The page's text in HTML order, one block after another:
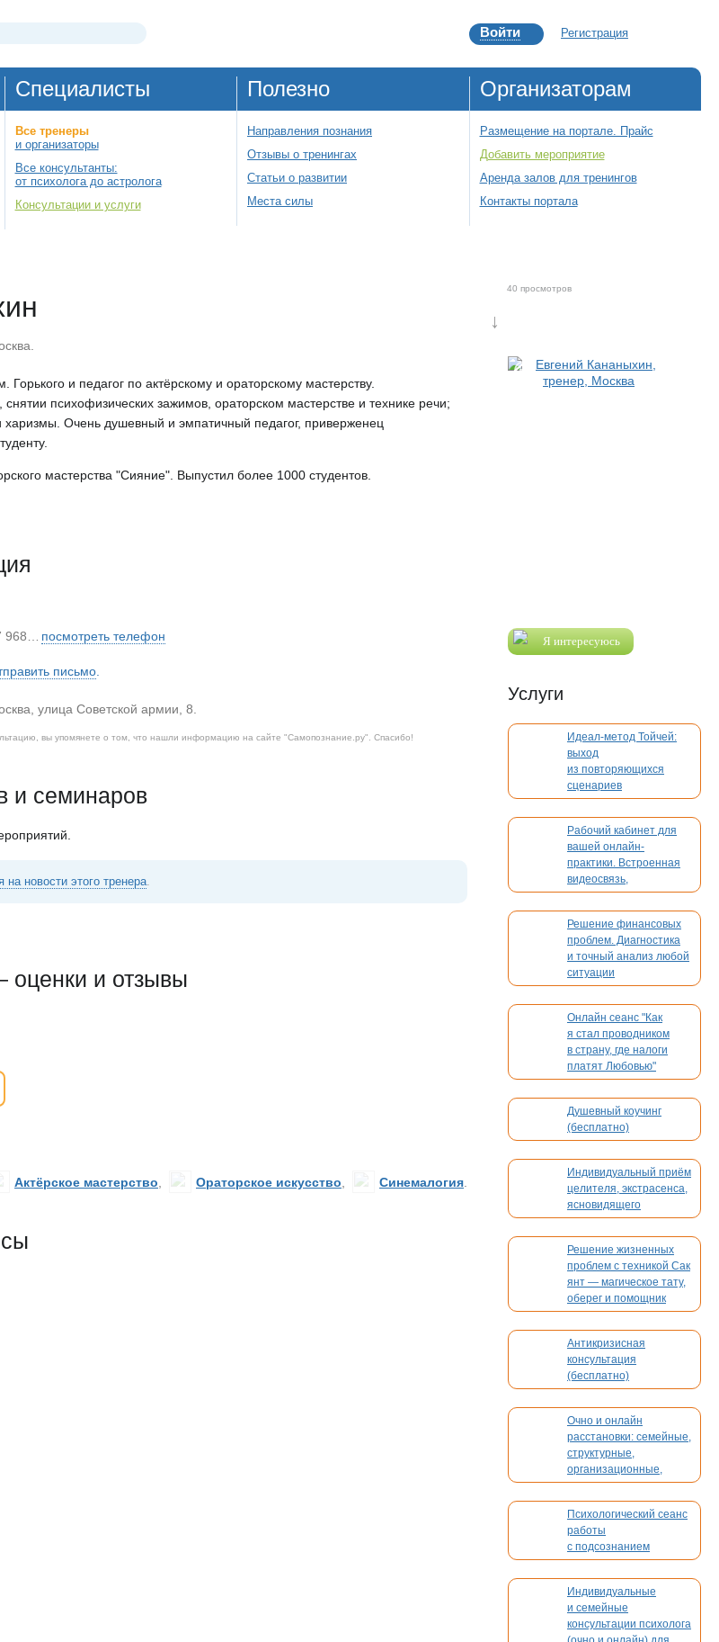
Войти Регистрация
Специалисты
Все тренеры
и организаторы
Все консультанты:
от психолога до астролога
Консультации и услуги
Полезно
Направления познания
Отзывы о тренингах
Статьи о развитии
Места силы
Организаторам
Размещение на портале. Прайс
Добавить мероприятие
Аренда залов для тренингов
Контакты портала
↓
Я интересуюсь
Услуги
Идеал-метод Тойчей:
выход
из повторяющихся
сценариев
Рабочий кабинет для
вашей онлайн-
практики. Встроенная
видеосвязь,
бронирование,
платежи. Без
конкуренции
Решение финансовых
проблем. Диагностика
и точный анализ любой
ситуации
Онлайн сеанс "Как
я стал проводником
в страну, где налоги
платят Любовью"
Душевный коучинг
(бесплатно)
Индивидуальный приём
целителя, экстрасенса,
ясновидящего
Решение жизненных
проблем с техникой Сак
янт — магическое тату,
оберег и помощник
Антикризисная
консультация
(бесплатно)
Очно и онлайн
расстановки: семейные,
структурные,
организационные,
духовные, кармические
Психологический сеанс
работы
с подсознанием
Индивидуальные
и семейные
консультации психолога
40 просмотров
и педагог по актёрскому и ораторскому мастерству.
психофизических зажимов, ораторском мастерстве и технике речи;
харизмы. Очень душевный и эмпатичный педагог, приверженец
мастерства "Сияние". Выпустил более 1000 студентов.
968… посмотреть телефон
письмо.
, улица Советской армии, 8.
вы упомянете о том, что нашли информацию на сайте "Самопознание.ру". Спасибо!
и семинаров
на новости этого тренера.
оценки и отзывы
Актёрское мастерство, Ораторское искусство, Синемалогия.